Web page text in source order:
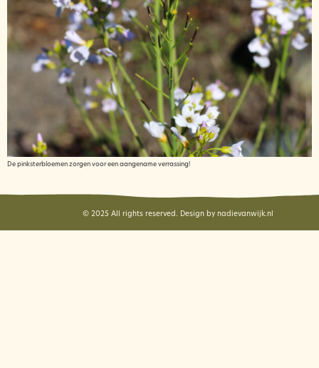
De pinksterbloemen zorgen voor een aangename verrassing!
© 2025 All rights reserved. Design by nadievanwijk.nl